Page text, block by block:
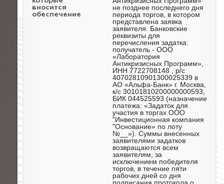
вносится
обеспечение
не позднее последнего дня
периода торгов, в котором
представлена заявка
заявителя. Банковские
реквизиты для
перечисления задатка:
получатель - ООО
«Лаборатория
Антикризисных Программ»,
ИНН 7722708148 , р/с
40702810901300025339 в
АО «Альфа-Банк» г. Москва,
к/с 30101810200000000593,
БИК 044525593 (назначение
платежа: «Задаток для
участия в торгах ООО
"Инвестиционная компания
"Основание» по лоту
№__»). Суммы внесенных
заявителями задатков
возвращаются всем
заявителям, за
исключением победителя
торгов, в течение пяти
рабочих дней со дня